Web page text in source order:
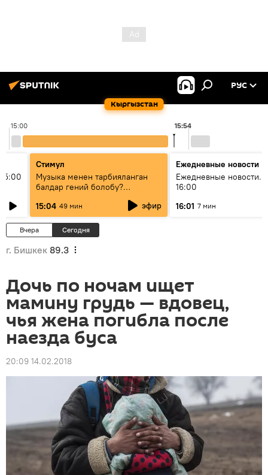
Кыргызстан
РУС
15:00 15:54
Стимул
Музыка менен тарбияланган
балдар гений болобу?
Кыргыздын жашоосунда
музыканын орду
15:04 49 мин эфир
Ежедневные новости
Ежедневные новости.
16:00
16:01 7 мин
Вчера Сегодня
г. Бишкек 89.3
Дочь по ночам ищет
мамину грудь — вдовец,
чья жена погибла после
наезда буса
20:09 14.02.2018